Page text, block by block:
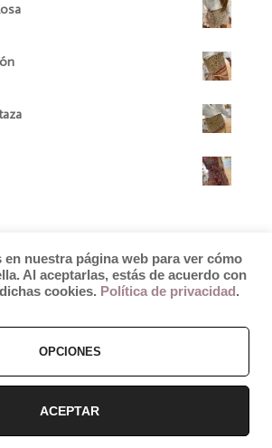
by Débora Colette
–Pagos y Envíos–Cambios y Devoluciones
en nuestra página web para ver cómo
Al aceptarlas, estás de acuerdo con
cookies. Política de privacidad .
OPCIONES
ACEPTAR